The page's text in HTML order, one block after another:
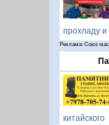
прохладу
Реклама: Союз